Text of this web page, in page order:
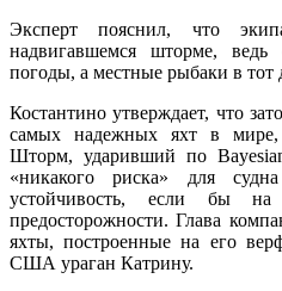
Эксперт пояснил, что
надвигавшемся шторме,
погоды, а местные рыбаки в
Костантино утверждает, что
самых надежных яхт в мире,
Шторм, ударивший по
«никакого риска» для
устойчивость, если бы
предосторожности. Глава
яхты, построенные на его
США ураган Катрину.